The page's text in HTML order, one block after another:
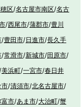
区/名古屋市南区/名古
/西尾市/蒲郡市/豊川
/豊田市/日進市/長久手
/常滑市/新城市/田原市/
美浜町/一宮市/春日井
市/清須市/北名古屋市/
富市/あま市/大治町/蟹